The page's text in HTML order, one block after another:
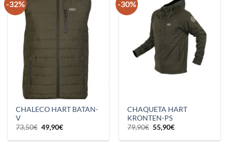
-32%
CHALECO HART BATAN-
V
73,50€ El
precio
original
49,90€El
actual
-30%
CHAQUETA HART
KRONTEN-PS
79,90€ El
precio
original
55,90€El
actual